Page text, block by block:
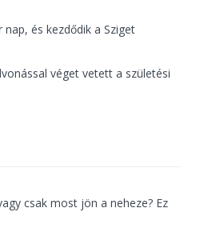
nap, és kezdődik a Sziget
véget vetett a születési
csak most jön a neheze? Ez